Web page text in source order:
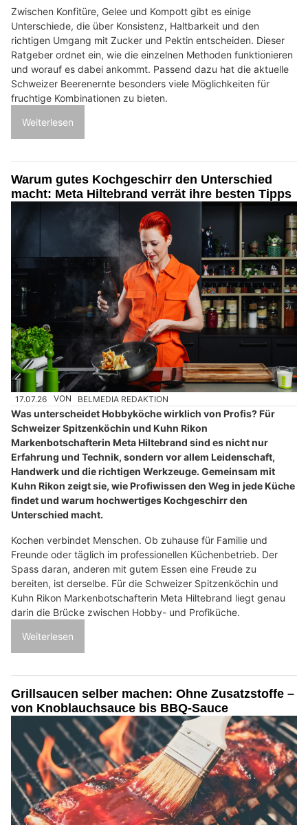
Zwischen Konfitüre, Gelee und Kompott gibt es einige
Unterschiede, die über Konsistenz, Haltbarkeit und den
richtigen Umgang mit Zucker und Pektin entscheiden. Dieser
Ratgeber ordnet ein, wie die einzelnen Methoden funktionieren
und worauf es dabei ankommt. Passend dazu hat die aktuelle
Schweizer Beerenernte besonders viele Möglichkeiten für
fruchtige Kombinationen zu bieten.
Weiterlesen
Warum gutes Kochgeschirr den Unterschied
macht: Meta Hiltebrand verrät ihre besten Tipps
17.07.26 VON BELMEDIA REDAKTION
Was unterscheidet Hobbyköche wirklich von Profis? Für
Schweizer Spitzenköchin und Kuhn Rikon
Markenbotschafterin Meta Hiltebrand sind es nicht nur
Erfahrung und Technik, sondern vor allem Leidenschaft,
Handwerk und die richtigen Werkzeuge. Gemeinsam mit
Kuhn Rikon zeigt sie, wie Profiwissen den Weg in jede Küche
findet und warum hochwertiges Kochgeschirr den
Unterschied macht.
Kochen verbindet Menschen. Ob zuhause für Familie und
Freunde oder täglich im professionellen Küchenbetrieb. Der
Spass daran, anderen mit gutem Essen eine Freude zu
bereiten, ist derselbe. Für die Schweizer Spitzenköchin und
Kuhn Rikon Markenbotschafterin Meta Hiltebrand liegt genau
darin die Brücke zwischen Hobby- und Profiküche.
Weiterlesen
Grillsaucen selber machen: Ohne Zusatzstoffe –
von Knoblauchsauce bis BBQ-Sauce